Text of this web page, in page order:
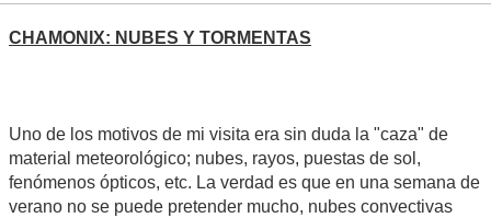
CHAMONIX: NUBES Y TORMENTAS
Uno de los motivos de mi visita era sin duda la "caza" de
material meteorológico; nubes, rayos, puestas de sol,
fenómenos ópticos, etc. La verdad es que en una semana de
verano no se puede pretender mucho, nubes convectivas